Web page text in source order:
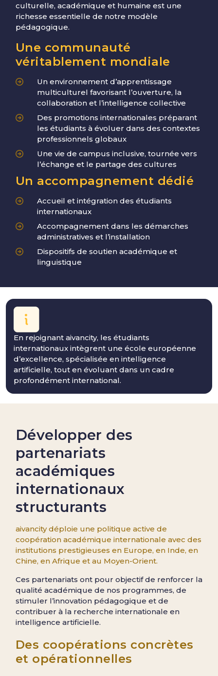
culturelle, académique et humaine est une
richesse essentielle de notre modèle
pédagogique.
Une communauté
véritablement mondiale
Un environnement d’apprentissage
multiculturel favorisant l’ouverture, la
collaboration et l’intelligence collective
Des promotions internationales préparant
les étudiants à évoluer dans des contextes
professionnels globaux
Une vie de campus inclusive, tournée vers
l’échange et le partage des cultures
Un accompagnement dédié
Accueil et intégration des étudiants
internationaux
Accompagnement dans les démarches
administratives et l’installation
Dispositifs de soutien académique et
linguistique
En rejoignant aivancity, les étudiants
internationaux intègrent une école européenne
d’excellence, spécialisée en intelligence
artificielle, tout en évoluant dans un cadre
profondément international.
Développer des
partenariats
académiques
internationaux
structurants
aivancity déploie une politique active de
coopération académique internationale avec des
institutions prestigieuses en Europe, en Inde, en
Chine, en Afrique et au Moyen-Orient.
Ces partenariats ont pour objectif de renforcer la
qualité académique de nos programmes, de
stimuler l’innovation pédagogique et de
contribuer à la recherche internationale en
intelligence artificielle.
Des coopérations concrètes
et opérationnelles